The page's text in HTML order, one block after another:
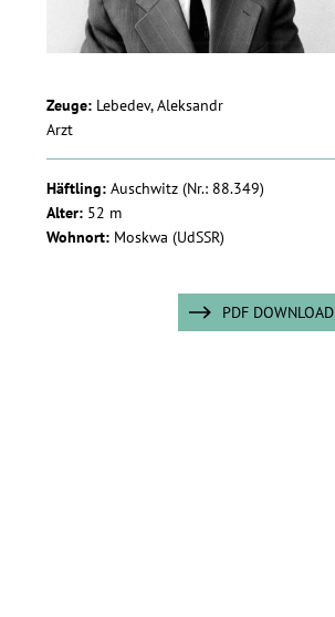
Zeuge: Lebedev, Aleksandr
Arzt
Häftling: Auschwitz (Nr.: 88.349)
Alter: 52 m
Wohnort: Moskwa (UdSSR)
PDF DOWNLOAD